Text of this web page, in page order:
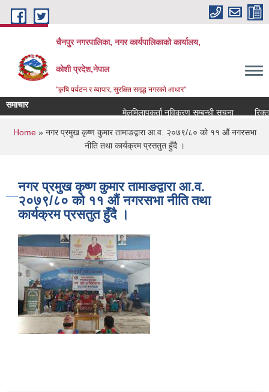
Skip to main content
चैनपुर नगरपालिका, नगर कार्यपालिकाको कार्यालय,
कोशी प्रदेश,नेपाल
"कृषि पर्यटन र व्यापार, सुरक्षित समृद्ध नगरकाे आधार"
समाचार
मेलमिलापकर्ता नविकरण सम्बन्धी सूचना
रिक्त
You are here
Home» नगर प्रमुख कृष्ण कुमार तामाङद्वारा आ.व. २०७९/८० को ११ औं नगरसभा
नीति तथा कार्यक्रम प्रसतुत हुँदै ।
नगर प्रमुख कृष्ण कुमार तामाङद्वारा आ.व.
२०७९/८० को ११ औं नगरसभा नीति तथा
कार्यक्रम प्रसतुत हुँदै ।